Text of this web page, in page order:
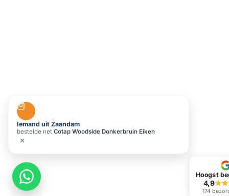
Iemand uit Zaandam
bestelde net Cotap Woodside Donkerbruin Eiken
Hoogst
4,9
174